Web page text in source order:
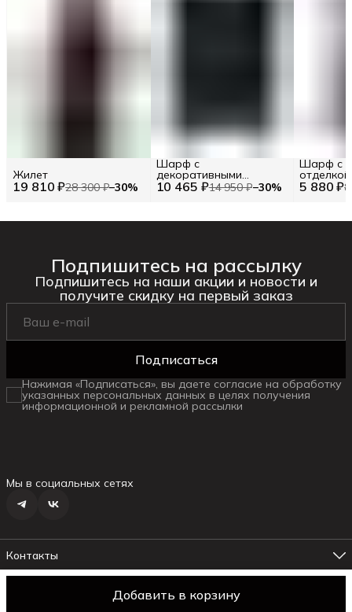
Добавить в корзину
19 810 ₽28 300 ₽−30%
Жилет
10 465 ₽14 950 ₽−30%
Шарф с
декоративными
элементами TWINSET 5 880 ₽
Шарф с
Подпишитесь на рассылку
Подпишитесь на наши акции и новости и
получите скидку на первый заказ
Подписаться
Нажимая «Подписаться», вы даете согласие на обработку
указанных персональных данных в целях получения
информационной и рекламной рассылки
Мы в социальных сетях
Контакты
Адрес магазина №1
ДоставкаПравила возврата